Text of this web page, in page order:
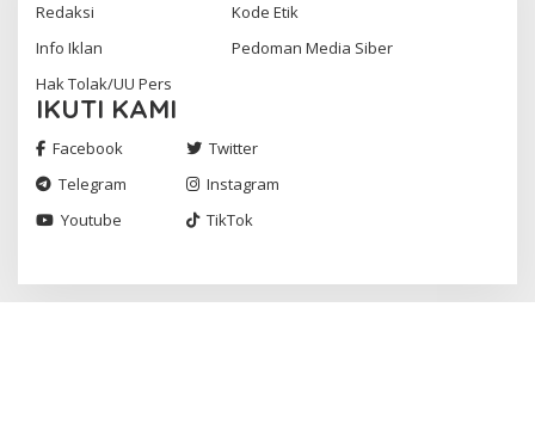
Redaksi
Kode Etik
Info Iklan
Pedoman Media Siber
Hak Tolak/UU Pers
IKUTI KAMI
Facebook
Twitter
Telegram
Instagram
Youtube
TikTok